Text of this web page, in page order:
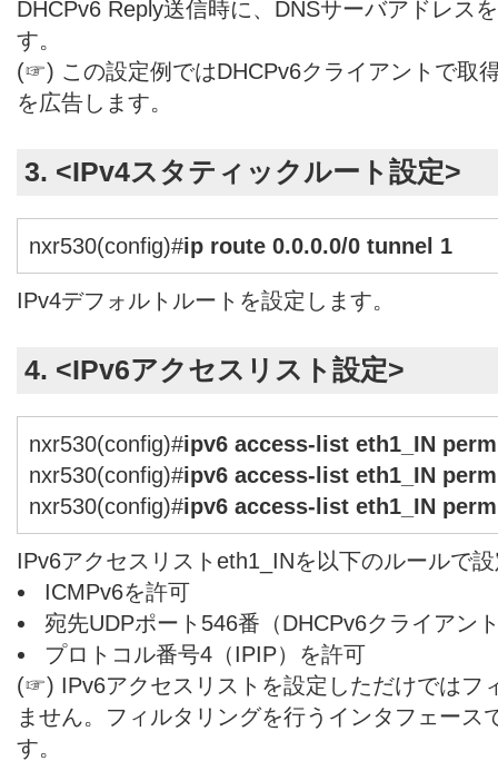
DHCPv6 Reply送信時に、DNSサーバアドレス
す。
(☞) この設定例ではDHCPv6クライアントで取
を広告します。
3. <IPv4スタティックルート設定>
nxr530(config)#ip route 0.0.0.0/0 tunnel 1
IPv4デフォルトルートを設定します。
4. <IPv6アクセスリスト設定>
nxr530(config)#ipv6 access-list eth1_IN
nxr530(config)#ipv6 access-list eth1_IN
nxr530(config)#ipv6 access-list eth1_IN
IPv6アクセスリストeth1_INを以下のルールで
ICMPv6を許可
宛先UDPポート546番（DHCPv6クライアン
プロトコル番号4（IPIP）を許可
(☞) IPv6アクセスリストを設定しただけではフ
ません。フィルタリングを行うインタフェース
す。